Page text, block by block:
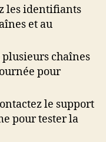
les identifiants
et au
plusieurs chaînes
pour
le support
pour tester la